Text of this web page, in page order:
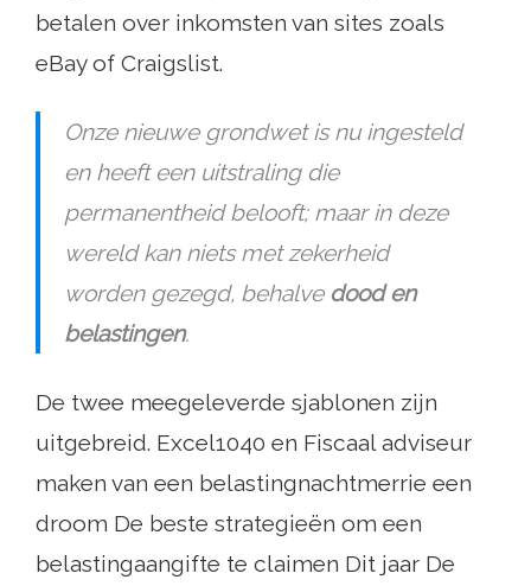
betalen over inkomsten van sites zoals
eBay of Craigslist.
Onze nieuwe grondwet is nu ingesteld
en heeft een uitstraling die
permanentheid belooft; maar in deze
wereld kan niets met zekerheid
worden gezegd, behalve dood en
belastingen.
De twee meegeleverde sjablonen zijn
uitgebreid. Excel1040 en Fiscaal adviseur
maken van een belastingnachtmerrie een
droom De beste strategieën om een ​​
belastingaangifte te claimen Dit jaar De